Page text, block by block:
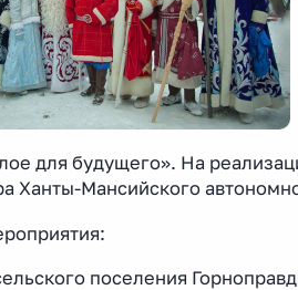
для будущего». На
Ханты-Мансийского
поселения